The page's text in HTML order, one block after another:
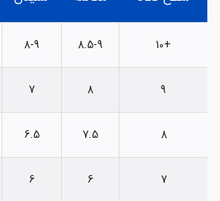
+10
8.5-9
8-9
9
8
7
8
7.5
6.5
7
6
6